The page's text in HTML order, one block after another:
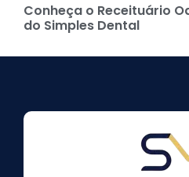
Conheça o Receituário
do Simples Dental